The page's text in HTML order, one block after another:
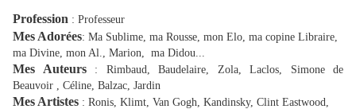
Profession : Professeur
Mes Adorées: Ma Sublime, ma Rousse, mon Elo, ma copine Libraire,
ma Divine, mon Al., Marion, ma Didou...
Mes Auteurs: Rimbaud, Baudelaire, Zola, Laclos, Simone de
Beauvoir , Céline, Balzac, Jardin
Mes Artistes : Ronis, Klimt, Van Gogh, Kandinsky, Clint Eastwood,